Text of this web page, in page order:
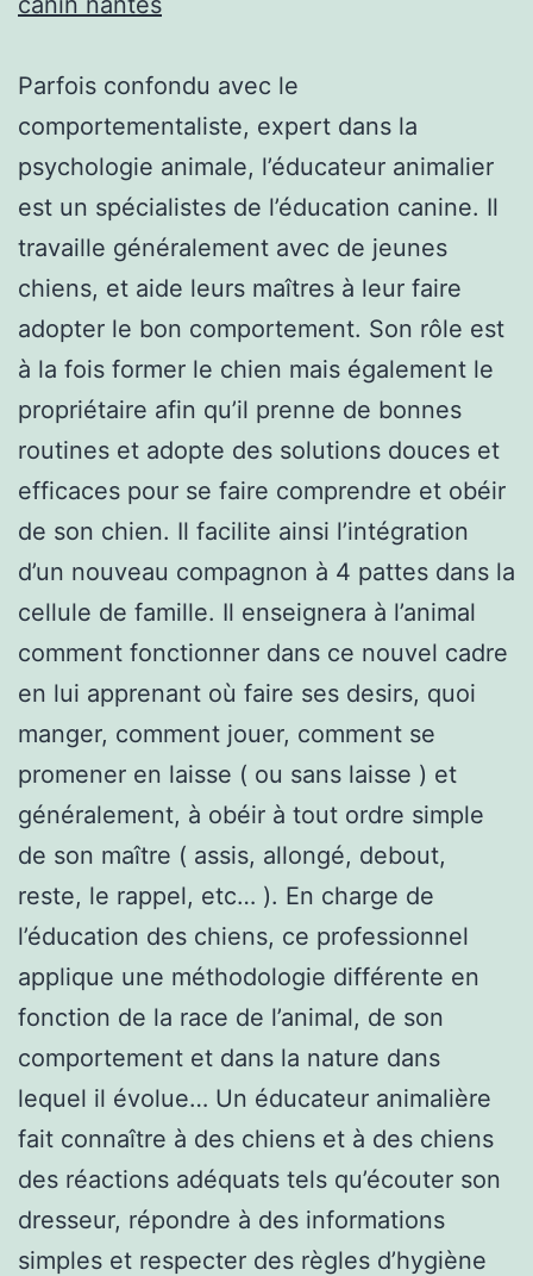
Parfois confondu avec le
comportementaliste, expert dans la
psychologie animale, l’éducateur animalier
est un spécialistes de l’éducation canine. Il
travaille généralement avec de jeunes
chiens, et aide leurs maîtres à leur faire
adopter le bon comportement. Son rôle est
à la fois former le chien mais également le
propriétaire afin qu’il prenne de bonnes
routines et adopte des solutions douces et
efficaces pour se faire comprendre et obéir
de son chien. Il facilite ainsi l’intégration
d’un nouveau compagnon à 4 pattes dans la
cellule de famille. Il enseignera à l’animal
comment fonctionner dans ce nouvel cadre
en lui apprenant où faire ses desirs, quoi
manger, comment jouer, comment se
promener en laisse ( ou sans laisse ) et
généralement, à obéir à tout ordre simple
de son maître ( assis, allongé, debout,
reste, le rappel, etc… ). En charge de
l’éducation des chiens, ce professionnel
applique une méthodologie différente en
fonction de la race de l’animal, de son
comportement et dans la nature dans
lequel il évolue… Un éducateur animalière
fait connaître à des chiens et à des chiens
des réactions adéquats tels qu’écouter son
dresseur, répondre à des informations
simples et respecter des règles d’hygiène